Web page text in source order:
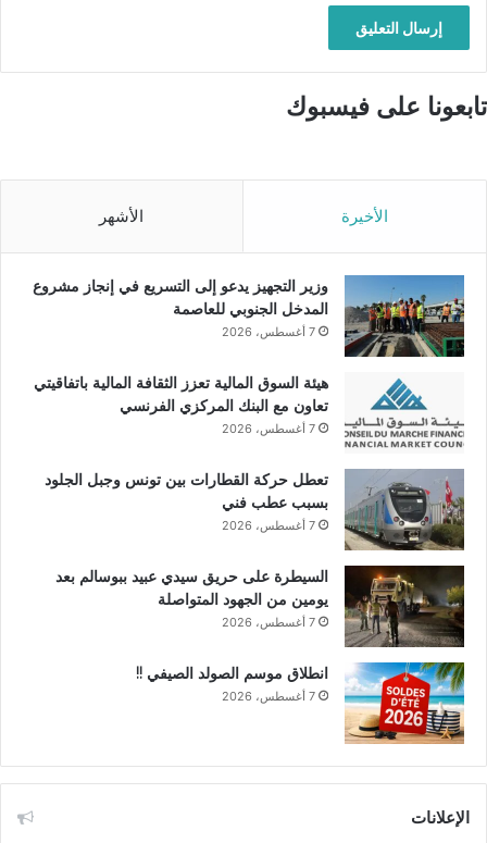
تابعونا على فيسبوك
الأخيرة الأشهر
وزير التجهيز يدعو إلى التسريع في إنجاز مشروع
المدخل الجنوبي للعاصمة
7 أغسطس، 2026
هيئة السوق المالية تعزز الثقافة المالية باتفاقيتي
تعاون مع البنك المركزي الفرنسي
7 أغسطس، 2026
تعطل حركة القطارات بين تونس وجبل الجلود
بسبب عطب فني
7 أغسطس، 2026
السيطرة على حريق سيدي عبيد ببوسالم بعد
يومين من الجهود المتواصلة
7 أغسطس، 2026
انطلاق موسم الصولد الصيفي !!
7 أغسطس، 2026
الإعلانات